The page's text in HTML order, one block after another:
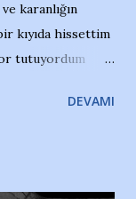
karanlığın
kıyıda hissettim
tutuyordum
web
DEVAMI